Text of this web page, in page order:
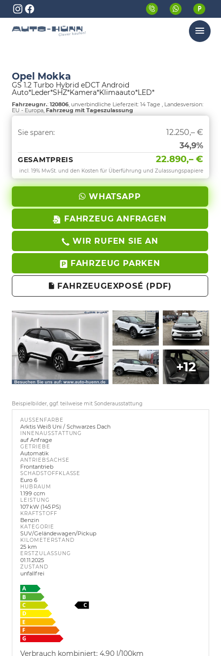
Menü
Opel Mokka
GS 1.2 Turbo Hybrid eDCT Android
Auto*Leder*SHZ*Kamera*Klimaauto*LED*
Fahrzeugnr.: 120806, unverbindliche Lieferzeit: 14 Tage , Landesversion:
EU - Europa, Fahrzeug mit Tageszulassung
Sie sparen:
12.250,– €
34,9%
GESAMTPREIS 22.890,– €
incl. 19% MwSt. und den Kosten für Überführung und Zulassungspapiere
WHATSAPP
FAHRZEUG ANFRAGEN
WIR RUFEN SIE AN
FAHRZEUG PARKEN
FAHRZEUGEXPOSÉ (PDF)
+12
Beispielbilder, ggf. teilweise mit Sonderausstattung
AUSSENFARBE
Arktis Weiß Uni / Schwarzes Dach
INNENAUSSTATTUNG
auf Anfrage
GETRIEBE
Automatik
ANTRIEBSACHSE
Frontantrieb
SCHADSTOFFKLASSE
Euro 6
HUBRAUM
1.199 ccm
LEISTUNG
107 kW (145 PS)
KRAFTSTOFF
Benzin
KATEGORIE
SUV/Geländewagen/Pickup
KILOMETERSTAND
25 km
ERSTZULASSUNG
01.11.2025
ZUSTAND
unfallfrei
Verbrauch kombiniert: 4,90 l/100km